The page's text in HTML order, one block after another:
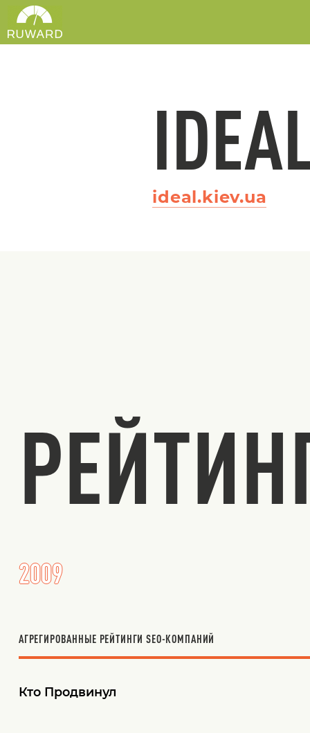
ideal.kiev.ua
2009
АГРЕГИРОВАННЫЕ РЕЙТИНГИ SEO-КОМПАНИЙ
Кто Продвинул